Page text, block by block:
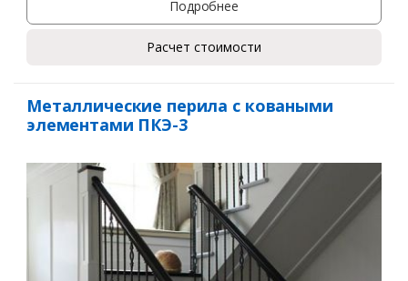
Подробнее
Расчет стоимости
Металлические перила с коваными
элементами ПКЭ-3